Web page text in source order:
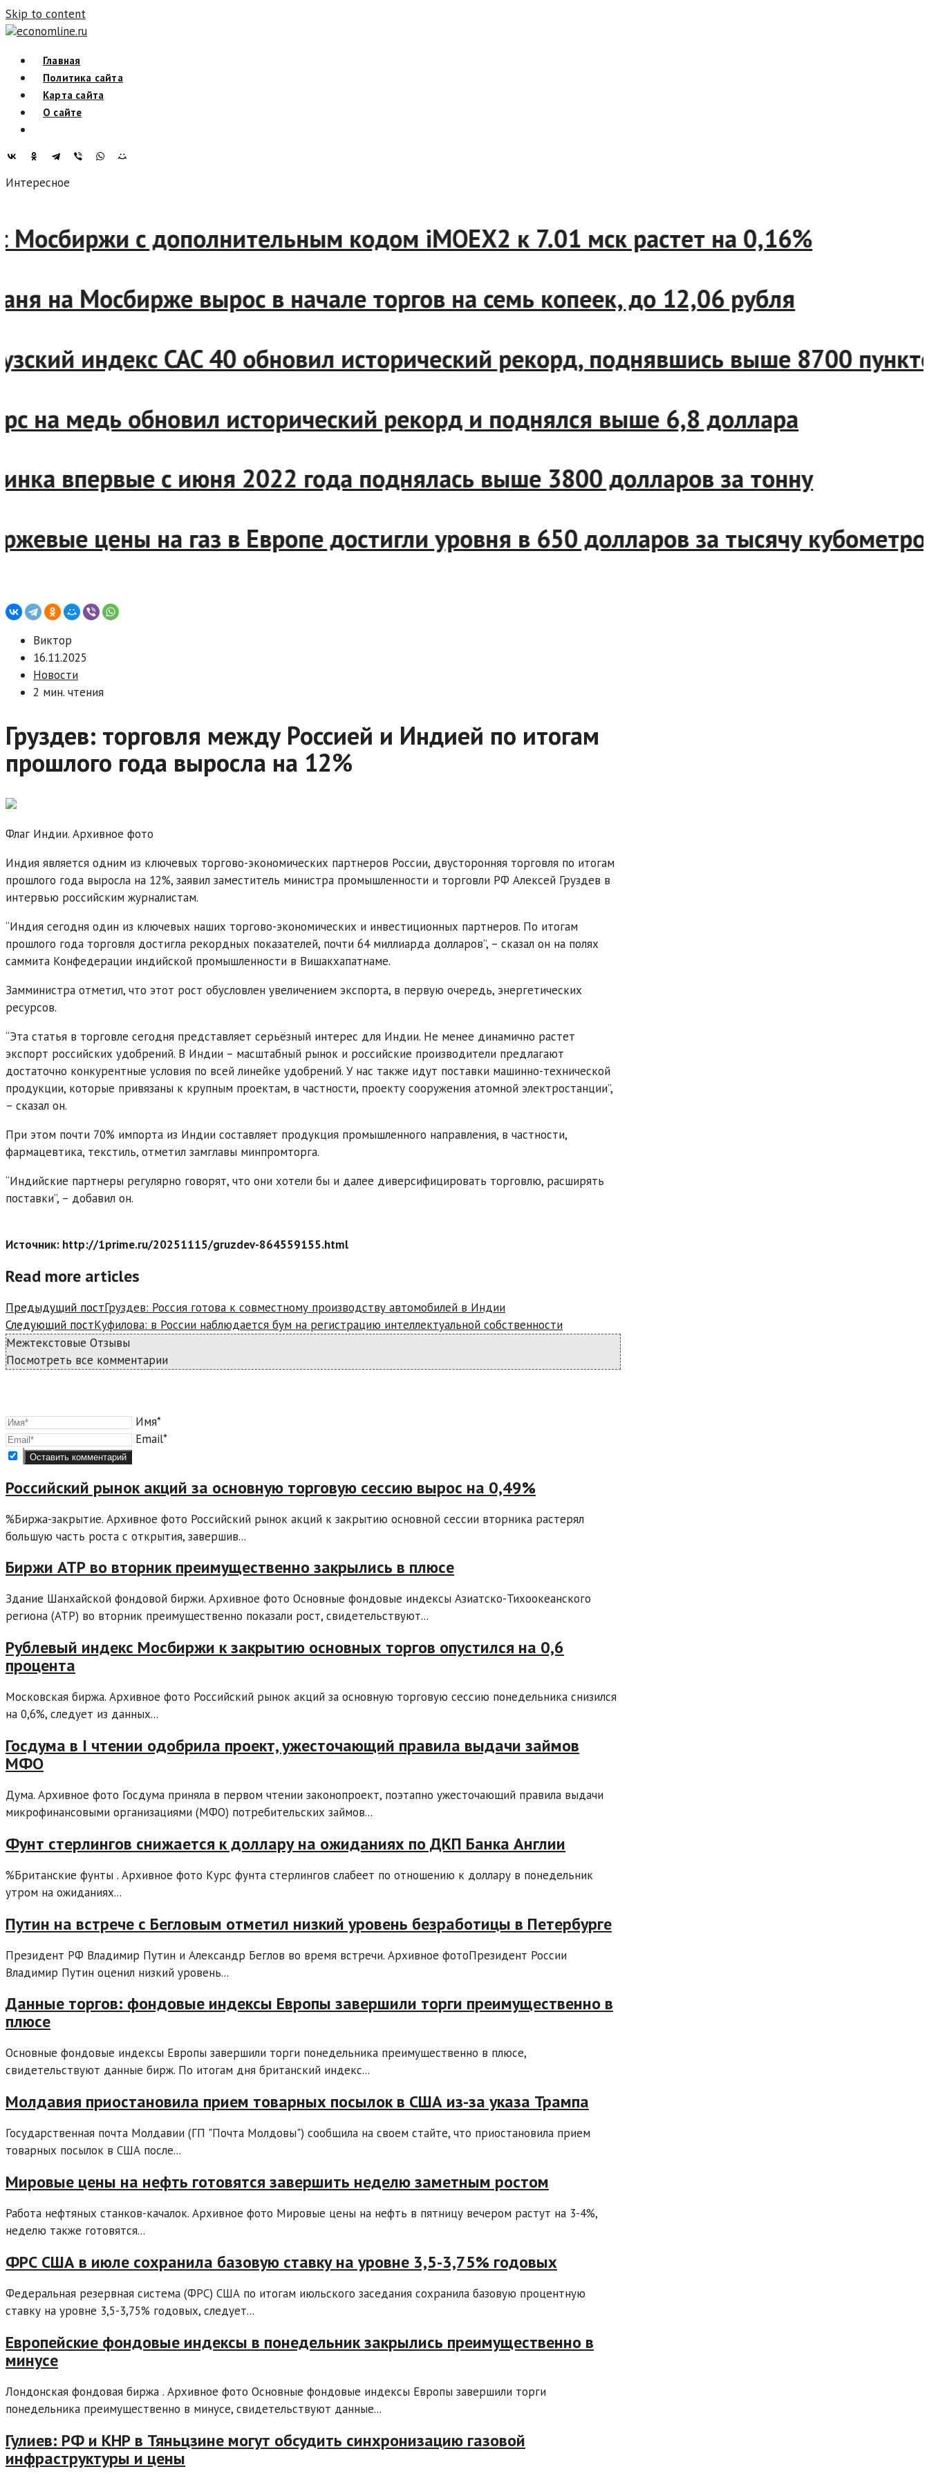
Skip to content
economline.ru
Главная
Политика сайта
Карта сайта
О сайте
Интересное
с дополнительным кодом iMOEX2 к 7.01 мск растет на 0,16%
на Мосбирже вырос в начале торгов на семь копеек, до 12,06 рубля
индекс CAC 40 обновил исторический рекорд, поднявшись выше 8700 пунктов
на медь обновил исторический рекорд и поднялся выше 6,8 доллара
впервые с июня 2022 года поднялась выше 3800 долларов за тонну
цены на газ в Европе достигли уровня в 650 долларов за тысячу кубометров
Виктор
16.11.2025
Новости
2 мин. чтения
Груздев: торговля между Россией и Индией по итогам
прошлого года выросла на 12%
Флаг Индии. Архивное фото
Индия является одним из ключевых торгово-экономических партнеров России, двусторонняя торговля по итогам
прошлого года выросла на 12%, заявил заместитель министра промышленности и торговли РФ Алексей Груздев в
интервью российским журналистам.
“Индия сегодня один из ключевых наших торгово-экономических и инвестиционных партнеров. По итогам
прошлого года торговля достигла рекордных показателей, почти 64 миллиарда долларов”, – сказал он на полях
саммита Конфедерации индийской промышленности в Вишакхапатнаме.
Замминистра отметил, что этот рост обусловлен увеличением экспорта, в первую очередь, энергетических
ресурсов.
“Эта статья в торговле сегодня представляет серьёзный интерес для Индии. Не менее динамично растет
экспорт российских удобрений. В Индии – масштабный рынок и российские производители предлагают
достаточно конкурентные условия по всей линейке удобрений. У нас также идут поставки машинно-технической
продукции, которые привязаны к крупным проектам, в частности, проекту сооружения атомной электростанции”,
– сказал он.
При этом почти 70% импорта из Индии составляет продукция промышленного направления, в частности,
фармацевтика, текстиль, отметил замглавы минпромторга.
“Индийские партнеры регулярно говорят, что они хотели бы и далее диверсифицировать торговлю, расширять
поставки”, – добавил он.
Источник: http://1prime.ru/20251115/gruzdev-864559155.html
Read more articles
Предыдущий постГруздев: Россия готова к совместному производству автомобилей в Индии
Следующий постКуфилова: в России наблюдается бум на регистрацию интеллектуальной собственности
Межтекстовые Отзывы
Посмотреть все комментарии
Имя*
Email*
Российский рынок акций за основную торговую сессию вырос на 0,49%
%Биржа-закрытие. Архивное фото Российский рынок акций к закрытию основной сессии вторника растерял
большую часть роста с открытия, завершив...
Биржи АТР во вторник преимущественно закрылись в плюсе
Здание Шанхайской фондовой биржи. Архивное фото Основные фондовые индексы Азиатско-Тихоокеанского
региона (АТР) во вторник преимущественно показали рост, свидетельствуют...
Рублевый индекс Мосбиржи к закрытию основных торгов опустился на 0,6
процента
Московская биржа. Архивное фото Российский рынок акций за основную торговую сессию понедельника снизился
на 0,6%, следует из данных...
Госдума в I чтении одобрила проект, ужесточающий правила выдачи займов
МФО
Дума. Архивное фото Госдума приняла в первом чтении законопроект, поэтапно ужесточающий правила выдачи
микрофинансовыми организациями (МФО) потребительских займов...
Фунт стерлингов снижается к доллару на ожиданиях по ДКП Банка Англии
%Британские фунты . Архивное фото Курс фунта стерлингов слабеет по отношению к доллару в понедельник
утром на ожиданиях...
Путин на встрече с Бегловым отметил низкий уровень безработицы в Петербурге
Президент РФ Владимир Путин и Александр Беглов во время встречи. Архивное фотоПрезидент России
Владимир Путин оценил низкий уровень...
Данные торгов: фондовые индексы Европы завершили торги преимущественно в
плюсе
Основные фондовые индексы Европы завершили торги понедельника преимущественно в плюсе,
свидетельствуют данные бирж. По итогам дня британский индекс...
Молдавия приостановила прием товарных посылок в США из-за указа Трампа
Государственная почта Молдавии (ГП "Почта Молдовы") сообщила на своем стайте, что приостановила прием
товарных посылок в США после...
Мировые цены на нефть готовятся завершить неделю заметным ростом
Работа нефтяных станков-качалок. Архивное фото Мировые цены на нефть в пятницу вечером растут на 3-4%,
неделю также готовятся...
ФРС США в июле сохранила базовую ставку на уровне 3,5-3,75% годовых
Федеральная резервная система (ФРС) США по итогам июльского заседания сохранила базовую процентную
ставку на уровне 3,5-3,75% годовых, следует...
Европейские фондовые индексы в понедельник закрылись преимущественно в
минусе
Лондонская фондовая биржа . Архивное фото Основные фондовые индексы Европы завершили торги
понедельника преимущественно в минусе, свидетельствуют данные...
Гулиев: РФ и КНР в Тяньцзине могут обсудить синхронизацию газовой
инфраструктуры и цены